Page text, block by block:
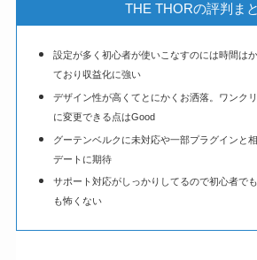
THE THORの評判ま
設定が多く初心者が使いこなすのには時間は
ており収益化に強い
デザイン性が高くてとにかくお洒落。ワンク
に変更できる点はGood
グーテンベルクに未対応や一部プラグインと
デートに期待
サポート対応がしっかりしてるので初心者で
も怖くない